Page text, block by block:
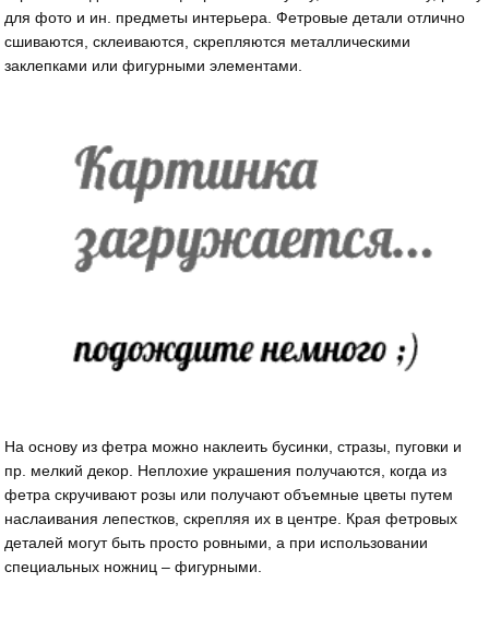
для фото и ин. предметы интерьера. Фетровые детали отлично
сшиваются, склеиваются, скрепляются металлическими
заклепками или фигурными элементами.
На основу из фетра можно наклеить бусинки, стразы, пуговки и
пр. мелкий декор. Неплохие украшения получаются, когда из
фетра скручивают розы или получают объемные цветы путем
наслаивания лепестков, скрепляя их в центре. Края фетровых
деталей могут быть просто ровными, а при использовании
специальных ножниц – фигурными.